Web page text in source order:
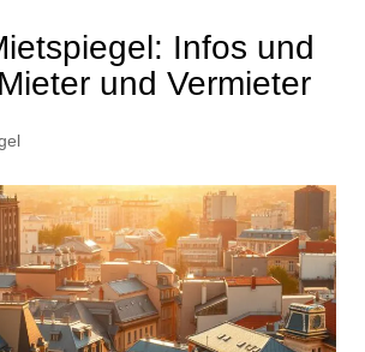
Infos und
und Vermieter